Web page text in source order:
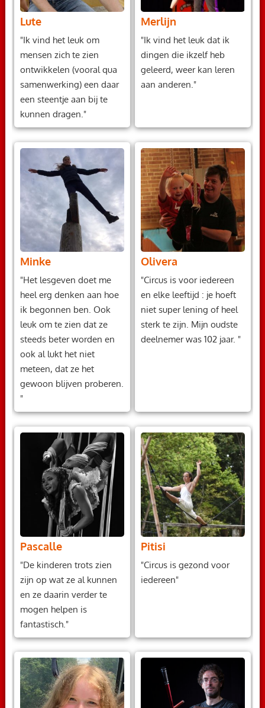
Lute
"Ik vind het leuk om
mensen zich te zien
ontwikkelen (vooral qua
samenwerking) een daar
een steentje aan bij te
kunnen dragen."
Merlijn
"Ik vind het leuk dat ik
dingen die ikzelf heb
geleerd, weer kan leren
aan anderen."
Minke
"Het lesgeven doet me
heel erg denken aan hoe
ik begonnen ben. Ook
leuk om te zien dat ze
steeds beter worden en
ook al lukt het niet
meteen, dat ze het
gewoon blijven proberen.
"
Olivera
"Circus is voor iedereen
en elke leeftijd : je hoeft
niet super lening of heel
sterk te zijn. Mijn oudste
deelnemer was 102 jaar. "
Pascalle
"De kinderen trots zien
zijn op wat ze al kunnen
en ze daarin verder te
mogen helpen is
fantastisch."
Pitisi
"Circus is gezond voor
iedereen"